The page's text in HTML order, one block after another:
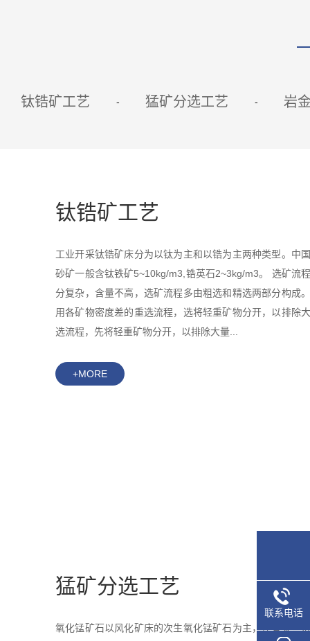
钛锆矿工艺 猛矿分选工艺 岩
钛锆矿工艺
工业开采钛锆矿床分为以钛为主和以锆为主两种类型。中
砂矿一般含钛铁矿5~10kg/m3,锆英石2~3kg/m3。 选矿流
分复杂，含量不高，选矿流程多由粗选和精选两部分构成
用各矿物密度差的重选流程，选将轻重矿物分开，以排除
选流程，先将轻重矿物分开，以排除大量...
+MORE
猛矿分选工艺
氧化锰矿石以风化矿床的次生氧化锰矿石为主，还有某些
联系电话